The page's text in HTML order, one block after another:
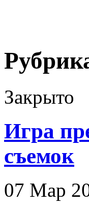
Закрыто
Игра
съемок
07 Мар